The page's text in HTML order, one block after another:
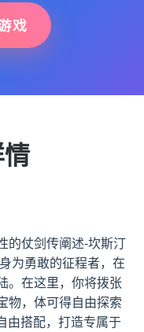
戏
的仗剑传阐述-坎斯汀
为勇敢的征程者，在
。在这里，你将拨张
物，体可得自由探索
由搭配，打造专属于